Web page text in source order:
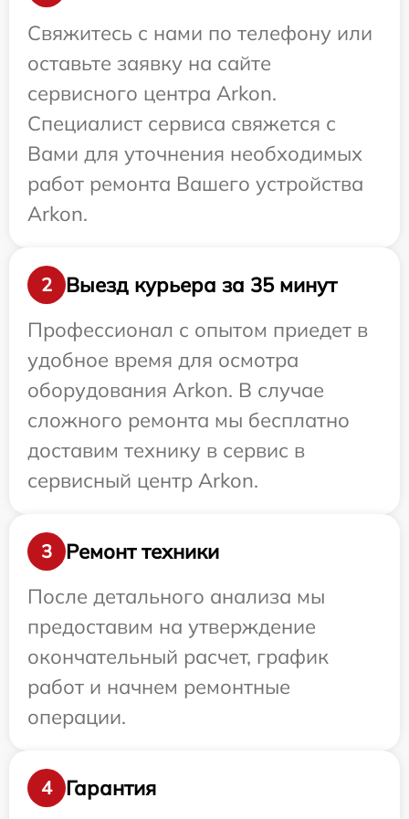
Свяжитесь с нами по телефону или
оставьте заявку на сайте
сервисного центра Arkon.
Специалист сервиса свяжется с
Вами для уточнения необходимых
работ ремонта Вашего устройства
Arkon.
2
Выезд курьера за 35 минут
Профессионал с опытом приедет в
удобное время для осмотра
оборудования Arkon. В случае
сложного ремонта мы бесплатно
доставим технику в сервис в
сервисный центр Arkon.
3
Ремонт техники
После детального анализа мы
предоставим на утверждение
окончательный расчет, график
работ и начнем ремонтные
операции.
4
Гарантия